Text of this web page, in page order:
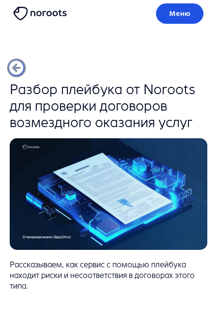
Разбор плейбука от Noroots
для проверки договоров
возмездного оказания услуг
Рассказываем, как сервис с помощью плейбука
находит риски и несоответствия в договорах этого
типа.